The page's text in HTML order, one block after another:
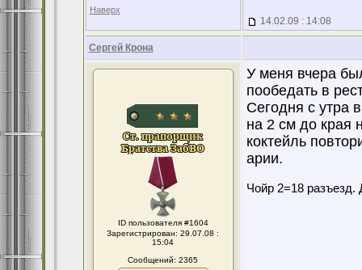
Наверх
14.02.09 : 14:08
Сергей Крона
ID пользователя #1604
Зарегистрирован: 29.07.08 :
15:04
Сообщений: 2365
У меня вчера
пообедать в
Сегодня с утра
на 2 см до края
коктейль
арии.
Чойр 2=18